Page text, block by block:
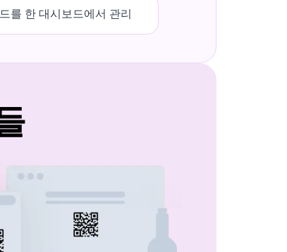
를 한 대시보드에서 관리